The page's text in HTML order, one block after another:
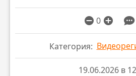
0
Категория:
19.06.2026 в